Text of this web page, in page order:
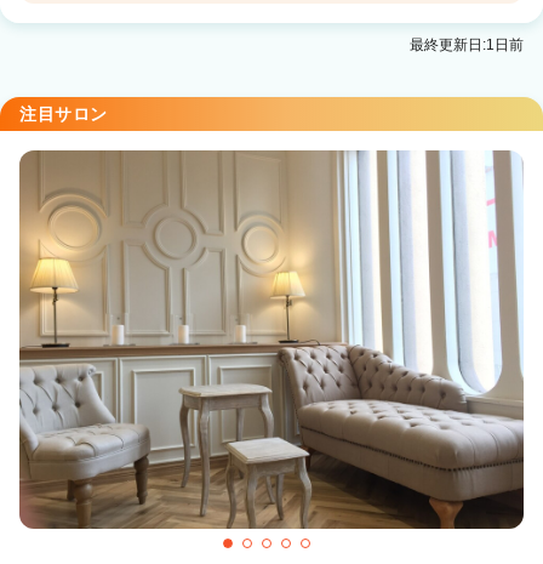
Agu hair vise京都山科店
Agu hair rogue 四条烏丸店
Agu hair girl 京都駅前
京都駅 徒歩1分
Agu hair zero 伏見桃山イオン前
丹波橋駅 車6分
Agu hair road 西院
西院(京福)駅 徒歩6分
Lime hair beautify
最終更新日:1日前
注目サロン